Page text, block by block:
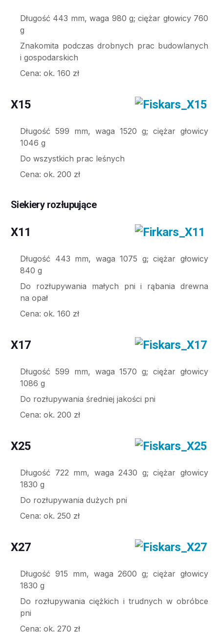
Długość 443 mm, waga 980 g; ciężar głowicy 760
g
Znakomita podczas drobnych prac budowlanych
i gospodarskich
Cena: ok. 160 zł
X15
Długość 599 mm, waga 1520 g; ciężar głowicy
1046 g
Do wszystkich prac leśnych
Cena: ok. 200 zł
Siekiery rozłupujące
X11
Długość 443 mm, waga 1075 g; ciężar głowicy
840 g
Do rozłupywania małych pni i rąbania drewna
na opał
Cena: ok. 160 zł
X17
Długość 599 mm, waga 1570 g; ciężar głowicy
1086 g
Do rozłupywania średniej jakości pni
Cena: ok. 200 zł
X25
Długość 722 mm, waga 2430 g; ciężar głowicy
1830 g
Do rozłupywania dużych pni
Cena: ok. 250 zł
X27
Długość 915 mm, waga 2600 g; ciężar głowicy
1830 g
Do rozłupywania ciężkich i trudnych w obróbce
pni
Cena: ok. 270 zł